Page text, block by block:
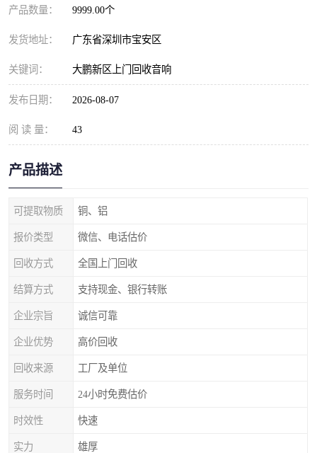
产品数量： 9999.00个
发货地址： 广东省深圳市宝安区
关键词： 大鹏新区上门回收音响
发布日期： 2026-08-07
阅 读 量： 43
产品描述
可提取物质 铜、铝
报价类型 微信、电话估价
回收方式 全国上门回收
结算方式 支持现金、银行转账
企业宗旨 诚信可靠
企业优势 高价回收
回收来源 工厂及单位
服务时间 24小时免费估价
时效性 快速
实力 雄厚